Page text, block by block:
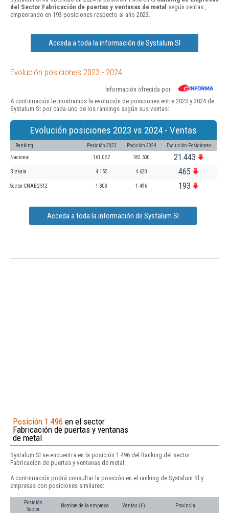
del Sector Fabricación de puertas y ventanas de metal según ventas ,
empeorando en 193 posiciones respecto al año 2023.
Acceda a toda la información de Systalum Sl
Evolución posiciones 2023 - 2024
Información ofrecida por
A continuación le mostramos la evolución de posiciones entre 2023 y 2024 de
Systalum Sl por cada uno de los rankings según sus ventas:
Evolución posiciones 2023 vs 2024 - Ventas
Ranking Posición 2023 Posición 2024 Evolución Posiciones
Nacional 161.057 182.500 21.443
Bizkaia 4.155 4.620 465
Sector CNAE 2512 1.303 1.496 193
Acceda a toda la información de Systalum Sl
Posición 1.496 en el sector
Fabricación de puertas y ventanas
de metal
Systalum Sl se encuentra en la posición 1.496 del Ranking del sector
Fabricación de puertas y ventanas de metal.
A continuación podrá consultar la posición en el ranking de Systalum Sl y
empresas con posiciones similares:
Posición
Sector
Nombre de la empresa Ventas (€) Provincia